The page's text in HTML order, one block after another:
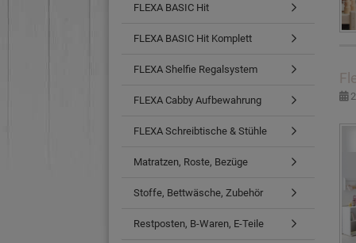
FLEXA BASIC Hit
FLEXA BASIC Hit Komplett
FLEXA Shelfie Regalsystem
FLEXA Cabby Aufbewahrung
FLEXA Schreibtische & Stühle
Matratzen, Roste, Bezüge
Stoffe, Bettwäsche, Zubehör
Restposten, B-Waren, E-Teile